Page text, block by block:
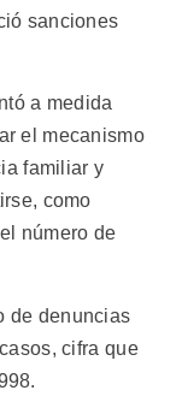
sanciones
a medida
el mecanismo
familiar y
como
número de
de denuncias
cifra que